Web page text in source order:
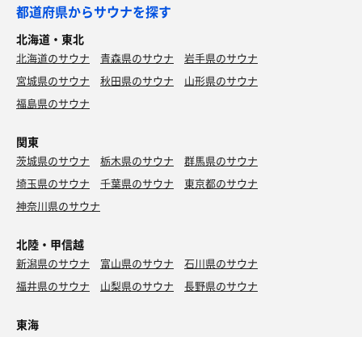
都道府県からサウナを探す
北海道・東北
北海道のサウナ 青森県のサウナ
岩手県のサウナ
宮城県のサウナ
秋田県のサウナ
山形県のサウナ
福島県のサウナ
関東
茨城県のサウナ 栃木県のサウナ
群馬県のサウナ
埼玉県のサウナ
千葉県のサウナ
東京都のサウナ
神奈川県のサウナ
北陸・甲信越
新潟県のサウナ 富山県のサウナ
石川県のサウナ
福井県のサウナ
山梨県のサウナ 長野県のサウナ
東海